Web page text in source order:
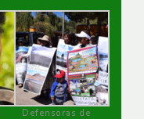
Defensoras de